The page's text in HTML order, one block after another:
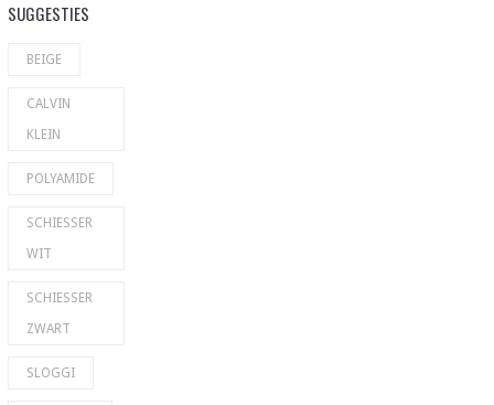
SUGGESTIES
BEIGE
CALVIN
KLEIN
POLYAMIDE
SCHIESSER
WIT
SCHIESSER
ZWART
SLOGGI